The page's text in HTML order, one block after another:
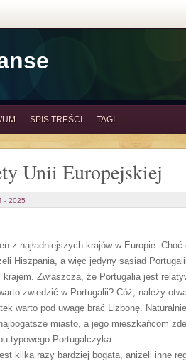
SPIS TREŚCI TAGI
Unii Europejskiej
- 2025
z najładniejszych krajów w Europie.
Hiszpania, a więc jedyny sąsiad
Zwłaszcza, że Portugalia jest
zwiedzić w Portugalii? Cóż, należy
warto pod uwagę brać Lizbonę.
miasto, a jego mieszkańcom
typowego Portugalczyka.
kilka razy bardziej bogata, aniżeli inne